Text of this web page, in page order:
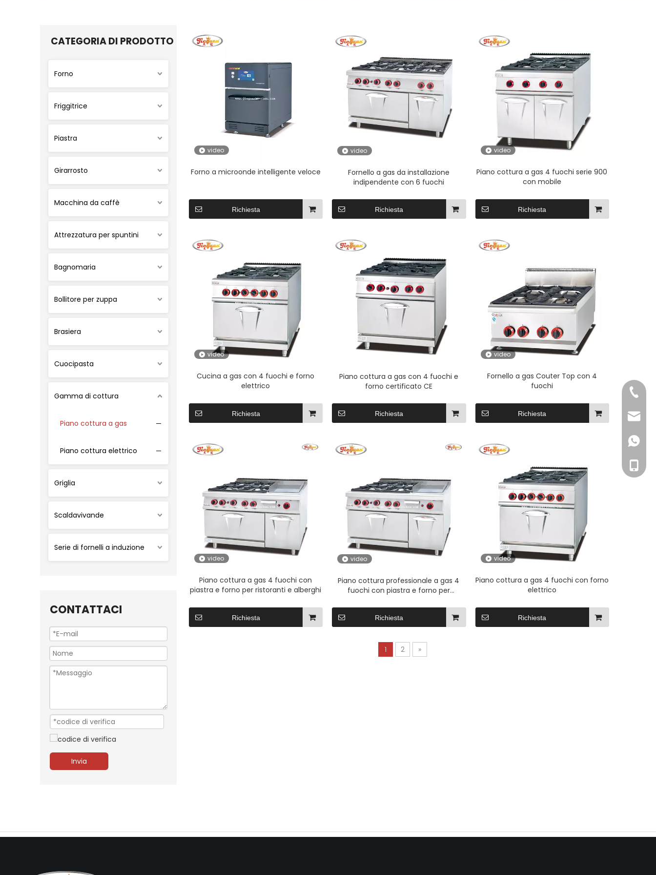
CATEGORIA DI PRODOTTO
Forno
Friggitrice
Piastra
Girarrosto
Macchina da caffè
Attrezzatura per spuntini
Bagnomaria
Bollitore per zuppa
Brasiera
Cuocipasta
Gamma di cottura
Piano cottura a gas
Piano cottura elettrico
Griglia
Scaldavivande
Serie di fornelli a induzione
CONTATTACI
Invia
video
Forno a microonde intelligente veloce
Richiesta
video
Fornello a gas da installazione
indipendente con 6 fuochi
Richiesta
video
Piano cottura a gas 4 fuochi serie 900
con mobile
Richiesta
video
Cucina a gas con 4 fuochi e forno
elettrico
Richiesta
Piano cottura a gas con 4 fuochi e
forno certificato CE
Richiesta
video
Fornello a gas Couter Top con 4
fuochi
Richiesta
video
Piano cottura a gas 4 fuochi con
piastra e forno per ristoranti e alberghi
Richiesta
video
Piano cottura professionale a gas 4
fuochi con piastra e forno per
Richiesta
video
Piano cottura a gas 4 fuochi con forno
elettrico
Richiesta
1 2 »
+86-
+86-